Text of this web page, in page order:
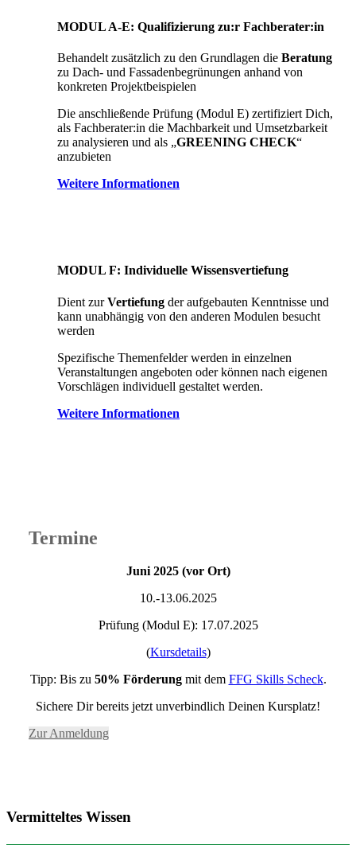
MODUL A-E: Qualifizierung zu:r Fachberater:in
Behandelt zusätzlich zu den Grundlagen die Beratung
zu Dach- und Fassadenbegrünungen anhand von
konkreten Projektbeispielen
Die anschließende Prüfung (Modul E) zertifiziert Dich,
als Fachberater:in die Machbarkeit und Umsetzbarkeit
zu analysieren und als „GREENING CHECK“
anzubieten
Weitere Informationen
MODUL F: Individuelle Wissensvertiefung
Dient zurVertiefung der aufgebauten Kenntnisse und
kann unabhängig von den anderen Modulen besucht
werden
Spezifische Themenfelder werden in einzelnen
Veranstaltungen angeboten oder können nach eigenen
Vorschlägen individuell gestaltet werden.
Weitere Informationen
Termine
Juni 2025 (vor Ort)
10.-13.06.2025
Prüfung (Modul E): 17.07.2025
(Kursdetails)
Tipp: Bis zu 50% Förderungmit dem FFG Skills Scheck.
Sichere Dir bereits jetzt unverbindlich Deinen Kursplatz!
Zur Anmeldung
Vermitteltes Wissen